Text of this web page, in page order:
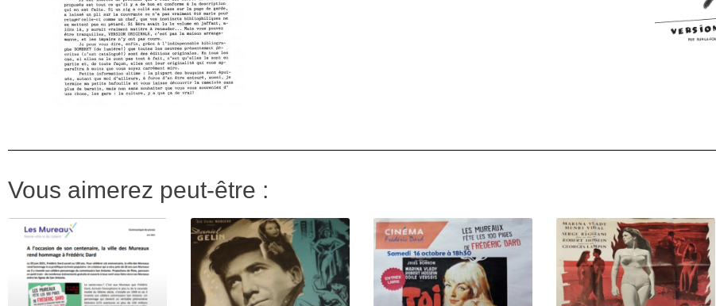
Vous aimerez peut-être :